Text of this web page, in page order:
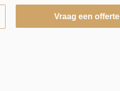
Vraag een offerte